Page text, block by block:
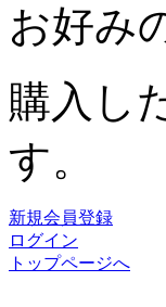
お好み
購入し
す。
新規会員登録
ログイン
トップページへ